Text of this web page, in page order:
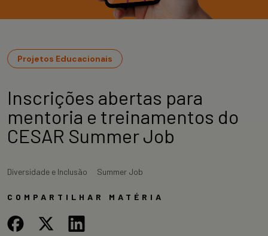
Projetos Educacionais
Inscrições abertas para
mentoria e treinamentos do
CESAR Summer Job
Diversidade e Inclusão Summer Job
COMPARTILHAR MATÉRIA